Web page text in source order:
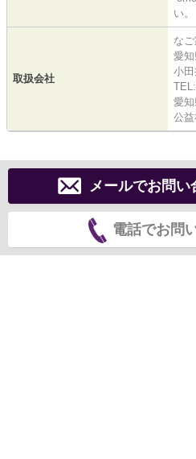
い。
取扱会社
な
愛
小
愛
公
メールでお問い
電話でお問